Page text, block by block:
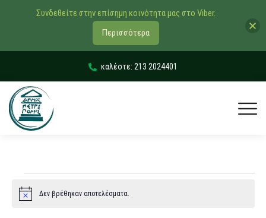
καλέστε: 213 2024401
Notice Δεν βρέθηκαν αποτελέσματα.
Συνδεθείτε στην επίσημη κοινότητα μας στο Viber.
Περισσότερα